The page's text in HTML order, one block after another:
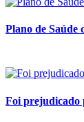
Plano de Saúde
Foi prejudicado